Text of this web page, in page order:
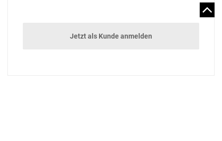
Jetzt als Kunde anmelden